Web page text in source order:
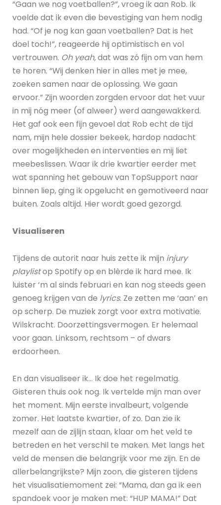
“Gaan we nog voetballen?”, vroeg ik aan Rob. Ik
voelde dat ik even die bevestiging van hem nodig
had. “Of je nog kan gaan voetballen? Dat is het
doel toch!”, reageerde hij optimistisch en vol
vertrouwen. Oh yeah,dat was zó fijn om van hem
te horen. “Wij denken hier in alles met je mee,
zoeken samen naar de oplossing. We gaan
ervoor.” Zijn woorden zorgden ervoor dat het vuur
in mij nóg meer (of alweer) werd aangewakkerd.
Het gaf ook een fijn gevoel dat Rob echt de tijd
nam, mijn hele dossier bekeek, hardop nadacht
over mogelijkheden en interventies en mij liet
meebeslissen. Waar ik drie kwartier eerder met
wat spanning het gebouw van TopSupport naar
binnen liep, ging ik opgelucht en gemotiveerd naar
buiten. Zoals altijd. Hier wordt goed gezorgd.
Visualiseren
Tijdens de autorit naar huis zette ik mijn injury
playlistop Spotify op en blèrde ik hard mee. Ik
luister ‘m al sinds februari en kan nog steeds geen
genoeg krijgen van de lyrics. Ze zetten me ‘aan’ en
op scherp. De muziek zorgt voor extra motivatie.
Wilskracht. Doorzettingsvermogen. Er helemaal
voor gaan. Linksom, rechtsom – of dwars
erdoorheen.
En dan visualiseer ik… Ik doe het regelmatig.
Gisteren thuis ook nog. Ik vertelde mijn man over
het moment. Mijn eerste invalbeurt, volgende
zomer. Het laatste kwartier, of zo. Dan zie ik
mezelf aan de zijlijn staan, klaar om het veld te
betreden en het verschil te maken. Met langs het
veld de mensen die belangrijk voor me zijn. En de
allerbelangrijkste? Mijn zoon, die gisteren tijdens
het visualisatiemoment zei: “Mama, dan ga ik een
spandoek voor je maken met: “HUP MAMA!” Dat